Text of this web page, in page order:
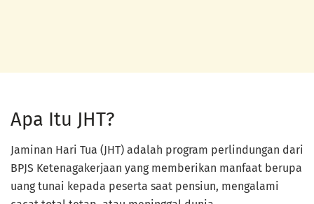
Apa Itu JHT?
Jaminan Hari Tua (JHT) adalah program perlindungan dari
BPJS Ketenagakerjaan yang memberikan manfaat berupa
uang tunai kepada peserta saat pensiun, mengalami